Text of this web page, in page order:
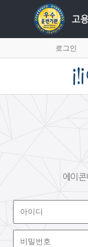
로그인
에이